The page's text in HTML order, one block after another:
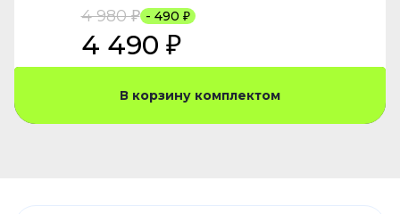
4 980 ₽ - 490 ₽
4 490 ₽
В корзину комплектом